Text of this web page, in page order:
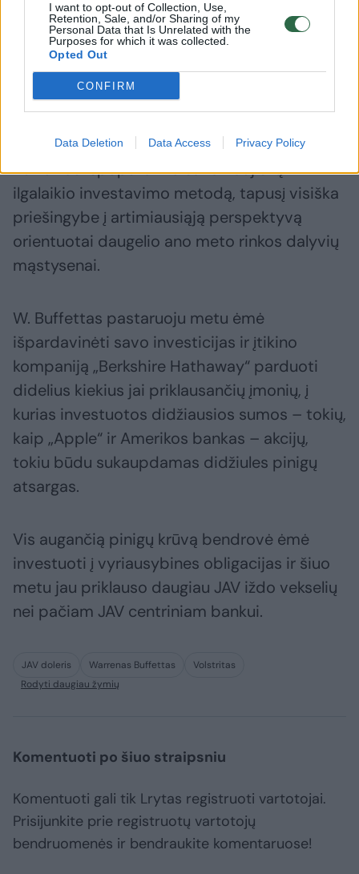
I want to opt-out of Collection, Use,
Retention, Sale, and/or Sharing of my
Personal Data that Is Unrelated with the
Purposes for which it was collected.
Opted Out
CONFIRM
Data Deletion Data Access Privacy Policy
Nebraskoje įsikūrusios firmos portfelis apima
daugybę sektorių, tokių, kaip draudimas,
geležinkeliai ir mažmeninė prekyba.
Omahos išminčiumi tituluojamas W.
Buffettas išpopuliarino šaltakraujišką
ilgalaikio investavimo metodą, tapusį visiška
priešingybe į artimiausiąją perspektyvą
orientuotai daugelio ano meto rinkos dalyvių
mąstysenai.
W. Buffettas pastaruoju metu ėmė
išpardavinėti savo investicijas ir įtikino
kompaniją „Berkshire Hathaway“ parduoti
didelius kiekius jai priklausančių įmonių, į
kurias investuotos didžiausios sumos – tokių,
kaip „Apple“ ir Amerikos bankas – akcijų,
tokiu būdu sukaupdamas didžiules pinigų
atsargas.
Vis augančią pinigų krūvą bendrovė ėmė
investuoti į vyriausybines obligacijas ir šiuo
metu jau priklauso daugiau JAV iždo vekselių
nei pačiam JAV centriniam bankui.
JAV doleris Warrenas Buffettas
Volstritas
Rodyti daugiau žymių
Komentuoti po šiuo straipsniu
Komentuoti gali tik Lrytas registruoti vartotojai.
Prisijunkite prie registruotų vartotojų
bendruomenės ir bendraukite komentaruose!